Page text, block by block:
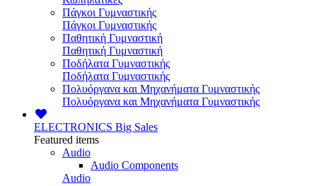
Πάγκοι Γυμναστικής
Πάγκοι Γυμναστικής
Παθητική Γυμναστική
Παθητική Γυμναστική
Ποδήλατα Γυμναστικής
Ποδήλατα Γυμναστικής
Πολυόργανα και Μηχανήματα Γυμναστικής
Πολυόργανα και Μηχανήματα Γυμναστικής
ELECTRONICS Big Sales
Featured items
Audio
Audio Components
Audio